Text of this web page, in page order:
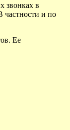
звонках в
частности и по
Ее